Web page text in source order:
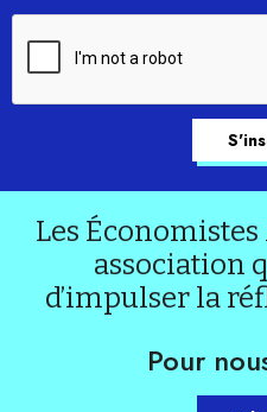
Les
association
d’impulser la
Pour